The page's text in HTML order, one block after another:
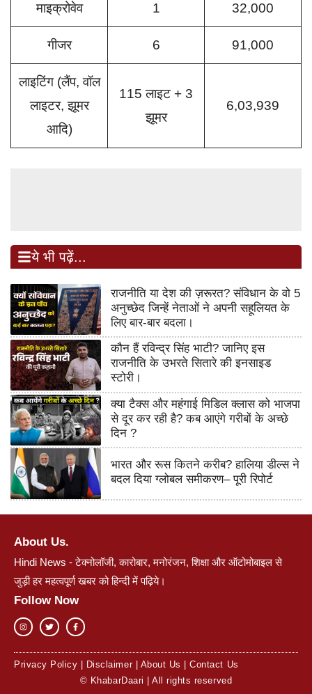
माइक्रोवेव 1 32,000
गीजर 6 91,000
लाइटिंग (लैंप, वॉल
लाइटर, झूमर
आदि)
115 लाइट + 3
झूमर
6,03,939
ये भी पढ़ें...
राजनीति या देश की ज़रूरत? संविधान के वो 5
अनुच्छेद जिन्हें नेताओं ने अपनी सहूलियत के
लिए बार-बार बदला।
कौन हैं रविन्द्र सिंह भाटी? जानिए इस
राजनीति के उभरते सितारे की इनसाइड
स्टोरी।
क्या टैक्स और महंगाई मिडिल क्लास को भाजपा
से दूर कर रही है? कब आएंगे गरीबों के अच्छे
दिन ?
भारत और रूस कितने करीब? हालिया डील्स ने
बदल दिया ग्लोबल समीकरण– पूरी रिपोर्ट
About Us.
Hindi News - टेक्नोलॉजी, कारोबार, मनोरंजन, शिक्षा और ऑटोमोबाइल से
जुड़ी हर महत्वपूर्ण खबर को हिन्दी में पढ़िये।
Follow Now
© KhabarDaari | All rights reserved
Privacy Policy Disclaimer| About Us |Contact Us